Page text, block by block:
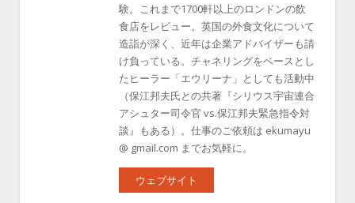
験。これまで1700軒以上のロンドンの飲
食店をレビュー。英国の外食文化について
造詣が深く、近年は企業アドバイザーも請
け負っている。チャネリングをベースとし
たヒーラー「エウリーナ」としても活動中
（保江邦夫氏との共著『シリウス宇宙連合
アシュター司令官 vs.保江邦夫緊急指令対
談』もある）。仕事のご依頼は ekumayu
@ gmail.com までお気軽に。
ウェブサイト